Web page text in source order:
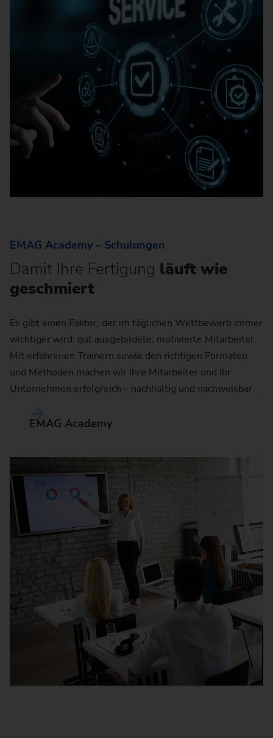
EMAG Academy – Schulungen
Damit Ihre Fertigung läuft wie
geschmiert
Es gibt einen Faktor, der im täglichen Wettbewerb immer
wichtiger wird: gut ausgebildete, motivierte Mitarbeiter.
Mit erfahrenen Trainern sowie den richtigen Formaten
und Methoden machen wir Ihre Mitarbeiter und Ihr
Unternehmen erfolgreich – nachhaltig und nachweisbar.
EMAG Academy